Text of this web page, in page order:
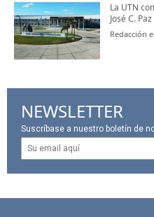
La UTN
José C.
Redacción
NEWSLETTER
Suscríbase a nuestro boletín de